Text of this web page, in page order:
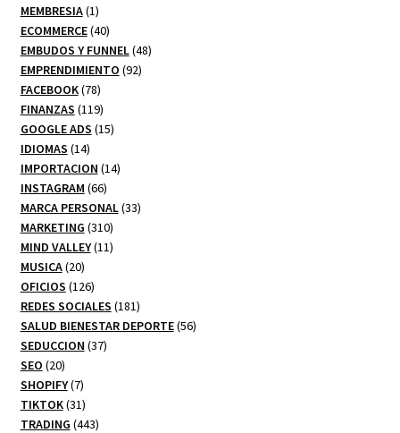
MEMBRESIA 11
producto
ECOMMERCE 4040
productos
EMBUDOS Y FUNNEL 4848
EMPRENDIMIENTO 9292
FACEBOOK 7878
productos
FINANZAS 119119
productos
GOOGLE ADS 1515
IDIOMAS 1414
productos
IMPORTACION 1414
INSTAGRAM 6666
productos
MARCA PERSONAL 3333
MARKETING 310310
productos
MIND VALLEY 1111
MUSICA 2020
productos
OFICIOS 126126
productos
REDES SOCIALES 181181
productos
SALUD BIENESTAR DEPORTE 5656
SEDUCCION 3737
SEO 2020
productos
SHOPIFY 77
productos
TIKTOK 3131
productos
TRADING 443443